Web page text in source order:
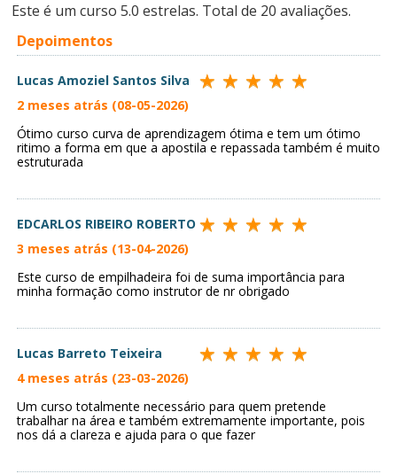
Este é um curso 5.0 estrelas. Total de 20 avaliações.
Depoimentos
Lucas Amoziel Santos Silva
2 meses atrás (08-05-2026)
Ótimo curso curva de aprendizagem ótima e tem um ótimo
ritimo a forma em que a apostila e repassada também é muito
estruturada
EDCARLOS RIBEIRO ROBERTO
3 meses atrás (13-04-2026)
Este curso de empilhadeira foi de suma importância para
minha formação como instrutor de nr obrigado
Lucas Barreto Teixeira
4 meses atrás (23-03-2026)
Um curso totalmente necessário para quem pretende
trabalhar na área e também extremamente importante, pois
nos dá a clareza e ajuda para o que fazer